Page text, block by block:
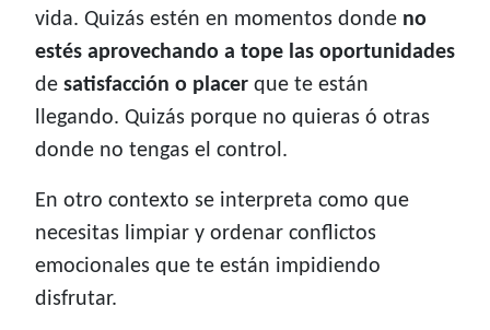
vida. Quizás estén en momentos donde no
estés aprovechando a tope las oportunidades
de satisfacción o placer que te están
llegando. Quizás porque no quieras ó otras
donde no tengas el control.
En otro contexto se interpreta como que
necesitas limpiar y ordenar conflictos
emocionales que te están impidiendo
disfrutar.